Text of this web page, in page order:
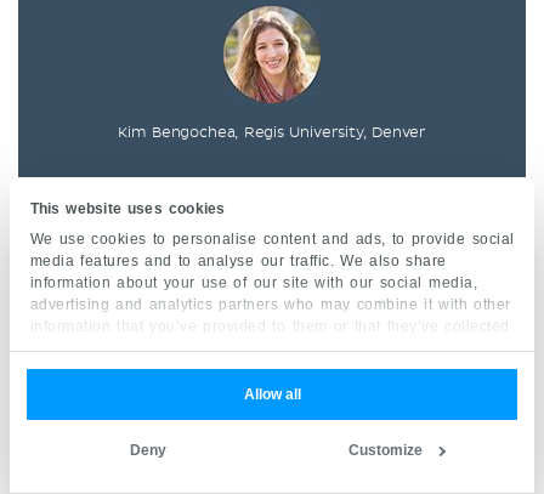
This website uses cookies
We use cookies to personalise content and ads, to provide social
media features and to analyse our traffic. We also share
information about your use of our site with our social media,
advertising and analytics partners who may combine it with other
information that you’ve provided to them or that they’ve collected
from your use of their services.
Allow all
Customize
Deny
Kim Bengochea, Regis University, Denver
Inhalte, inklusive der Illustrationen,
ausschließliches Eigentum der Kenhub GmbH. Sie
sind durch deutsches und internationales
Urheberrecht geschützt. Alle Rechte vorbehalten.